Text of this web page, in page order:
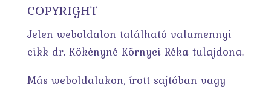
COPYRIGHT
Jelen weboldalon található valamennyi
cikk dr. Kökényné Környei Réka tulajdona.
Más weboldalakon, írott sajtóban vagy